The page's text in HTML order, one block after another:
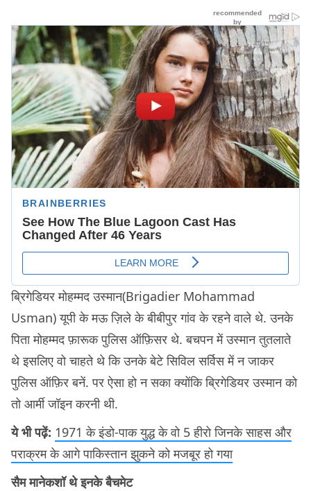
ब्रिगेडियर मोहम्मद उस्मान(Brigadier Mohammad
Usman) यूपी के मऊ ज़िले के बीबीपुर गांव के रहने वाले थे. उनके
पिता मोहम्मद फ़ारूक पुलिस ऑफ़िसर थे. बचपन में उस्मान तुतलाते
थे इसलिए वो चाहते थे कि उनके बेटे सिविल सर्विस में न जाकर
पुलिस ऑफ़िर बनें. पर ऐसा हो न सका क्योंकि ब्रिगेडियर उस्मान को
तो आर्मी जॉइन करनी थी.
ये भी पढ़ें: 1971 के इंडो-पाक युद्ध के वो 5 हीरो जिनके साहस और
पराक्रम के आगे पाकिस्तान झुकने को मजबूर हो गया
सैम मानेकशॉ थे इनके बैचमेट